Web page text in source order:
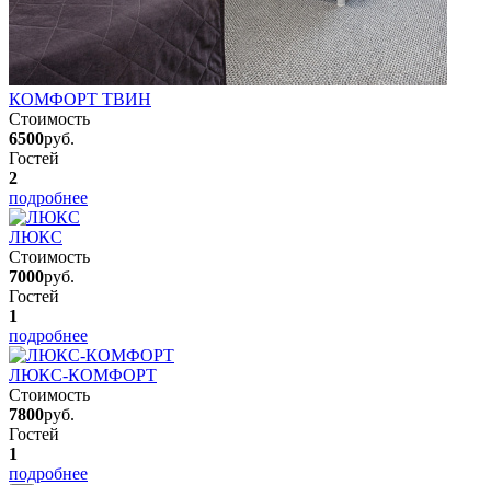
КОМФОРТ ТВИН
Стоимость
6500руб.
Гостей
2
подробнее
ЛЮКС
Стоимость
7000руб.
Гостей
1
подробнее
ЛЮКС-КОМФОРТ
Стоимость
7800руб.
Гостей
1
подробнее